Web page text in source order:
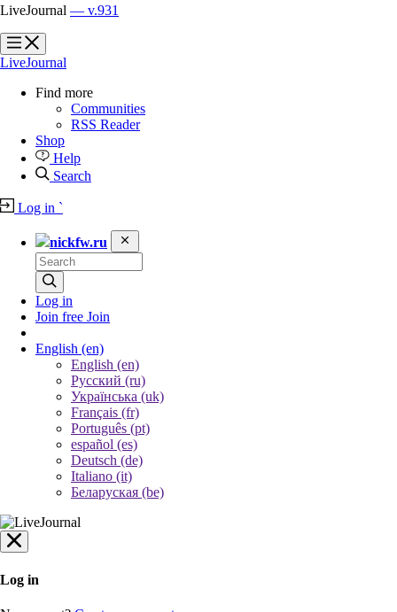
LiveJournal — v.931
?
?
LiveJournal
Find more
Communities
RSS Reader
Shop
Help
Search
Log in `
nickfw.ru
Log in
Join free Join
English (en)
English (en)
Русский (ru)
Українська (uk)
Français (fr)
Português (pt)
español (es)
Deutsch (de)
Italiano (it)
Беларуская (be)
Log in